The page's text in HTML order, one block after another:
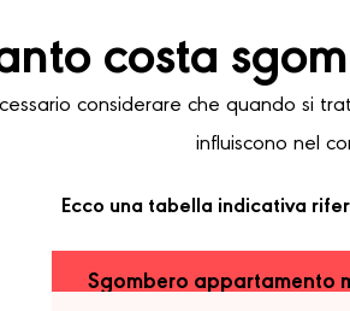
costa
considerare che quando si
influiscono nel
Ecco una tabella indicativa
Sgombero appartamento